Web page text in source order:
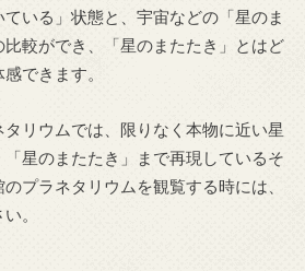
いる」状態と、宇宙などの「星のま
較ができ、「星のまたたき」とはど
できます。
リウムでは、限りなく本物に近い星
星のまたたき」まで再現しているそ
プラネタリウムを観覧する時には、
。